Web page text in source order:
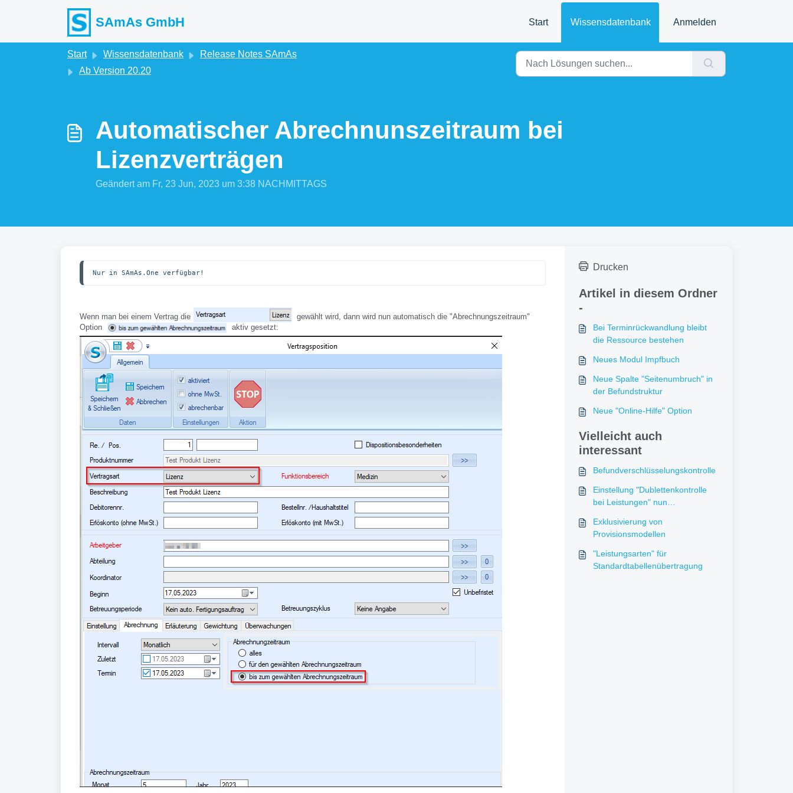
SAmAs GmbH Start Wissensdatenbank Anmelden
Start Wissensdatenbank
Release Notes SAmAs
Ab Version 20.20
Automatischer Abrechnunszeitraum bei
Lizenzverträgen
Geändert am Fr, 23 Jun, 2023 um 3:38 NACHMITTAGS
Nur in SAmAs.One verfügbar!
Wenn man bei einem Vertrag die
gewählt wird, dann wird nun automatisch die "Abrechnungszeitraum"
Option
aktiv gesetzt:
Drucken
Artikel in diesem Ordner
-
Bei Terminrückwandlung bleibt
die Ressource bestehen
Neues Modul Impfbuch
Neue Spalte "Seitenumbruch" in
der Befundstruktur
Neue "Online-Hilfe" Option
Vielleicht auch
interessant
Befundverschlüsselungskontrolle
Einstellung "Dublettenkontrolle
bei Leistungen" nun
Exklusivierung von
Provisionsmodellen
"Leistungsarten" für
Standardtabellenübertragung